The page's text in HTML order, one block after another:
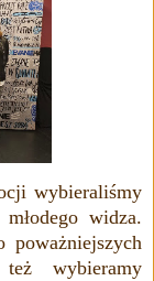
wybieraliśmy
widza.
poważniejszych
wybieramy